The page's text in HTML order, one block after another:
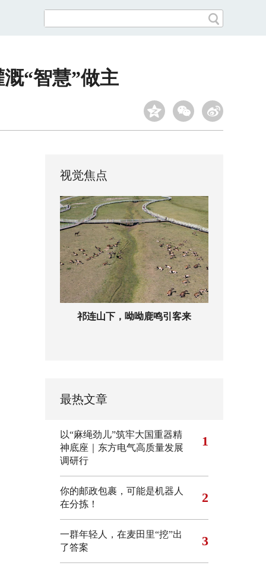
“智慧”做主
视觉焦点
祁连山下，呦呦鹿鸣引客来
最热文章
以“麻绳劲儿”筑牢大国重器精
神底座｜东方电气高质量发展
调研行
1
你的邮政包裹，可能是机器人
在分拣！
2
一群年轻人，在麦田里“挖”出
了答案
3